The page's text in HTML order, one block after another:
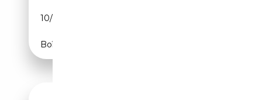
10/2015
Boîte automatique